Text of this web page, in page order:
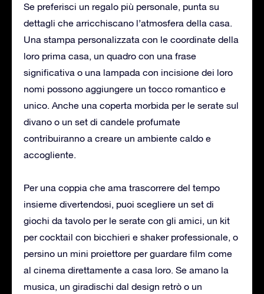
Se preferisci un regalo più personale, punta su
dettagli che arricchiscano l’atmosfera della casa.
Una stampa personalizzata con le coordinate della
loro prima casa, un quadro con una frase
significativa o una lampada con incisione dei loro
nomi possono aggiungere un tocco romantico e
unico. Anche una coperta morbida per le serate sul
divano o un set di candele profumate
contribuiranno a creare un ambiente caldo e
accogliente.
Per una coppia che ama trascorrere del tempo
insieme divertendosi, puoi scegliere un set di
giochi da tavolo per le serate con gli amici, un kit
per cocktail con bicchieri e shaker professionale, o
persino un mini proiettore per guardare film come
al cinema direttamente a casa loro. Se amano la
musica, un giradischi dal design retrò o un